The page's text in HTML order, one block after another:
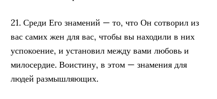
21. Среди Его знамений — то, что Он сотворил из
вас самих жен для вас, чтобы вы находили в них
успокоение, и установил между вами любовь и
милосердие. Воистину, в этом — знамения для
людей размышляющих.